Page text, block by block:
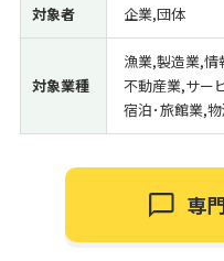
対象者 企業,団体
対象業種
漁業,製造業,情
不動産業,サー
宿泊･旅館業,
専